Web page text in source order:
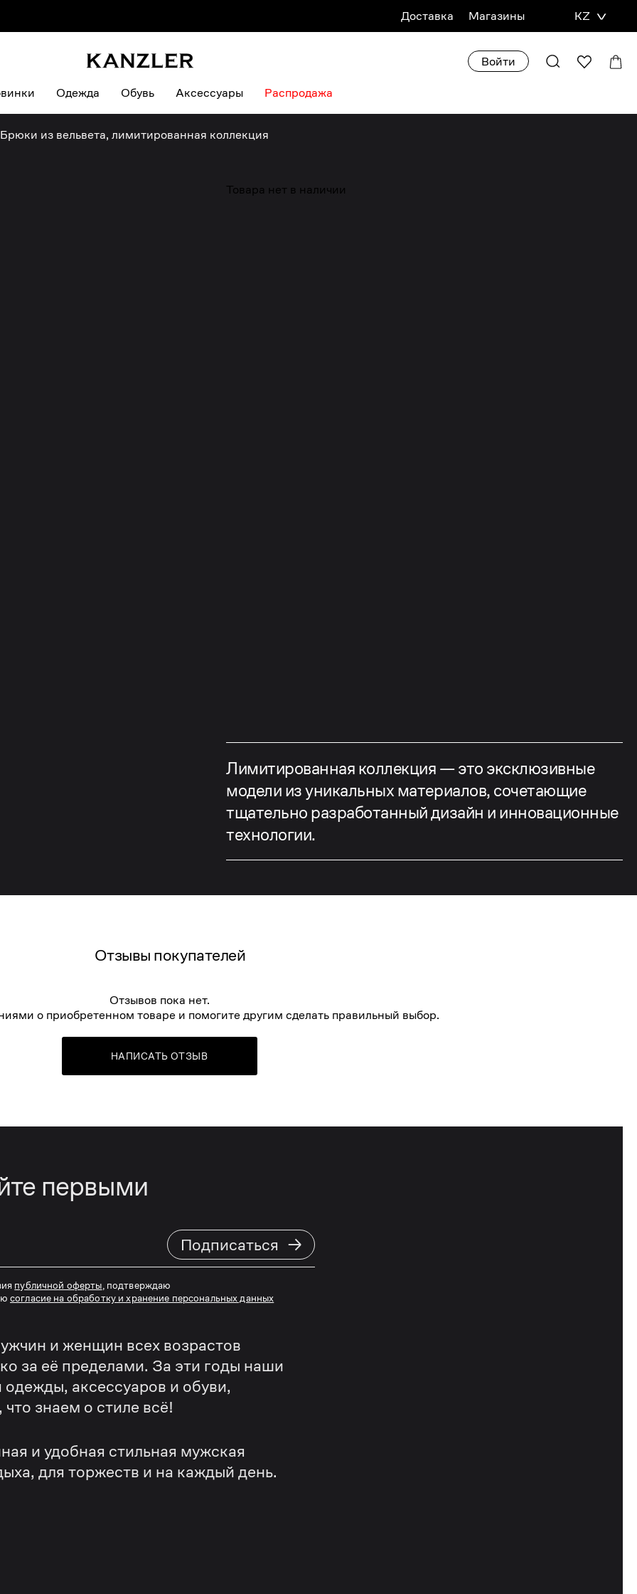
Доставка Магазины KZ
Войти
Одежда Обувь Аксессуары Распродажа
Брюки из вельвета, лимитированная коллекция
Товара нет в наличии
Лимитированная коллекция — это эксклюзивные
модели из уникальных материалов, сочетающие
тщательно разработанный дизайн и инновационные
технологии.
Отзывы покупателей
Отзывов пока нет.
о приобретенном товаре и помогите другим сделать правильный выбор.
НАПИСАТЬ ОТЗЫВ
первыми
Подписаться →
публичной оферты , подтверждаю
согласие на обработку и хранение персональных данных
и женщин всех возрастов
за её пределами. За эти годы наши
аксессуаров и обуви,
знаем о стиле всё!
и удобная стильная мужская
для торжеств и на каждый день.